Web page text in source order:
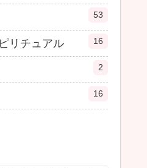
53
リチュアル 16
2
16